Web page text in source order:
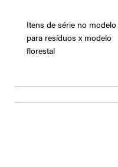
Itens de série no modelo
para resíduos x modelo
florestal